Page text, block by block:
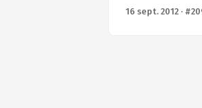
quantique. Je
16 sept. 2012 ·